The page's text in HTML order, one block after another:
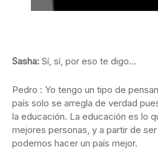
Sasha: Sí, sí, por eso te digo…
Pedro : Yo tengo un tipo de
país solo se arregla de verdad
la educación. La educación es lo
mejores personas, y a partir de
podemos hacer un país mejor.